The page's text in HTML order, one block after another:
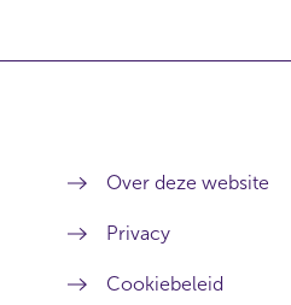
Over deze website
Privacy
Cookiebeleid